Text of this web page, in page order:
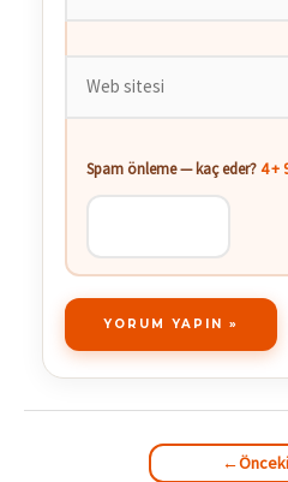
Spam önleme — kaç eder?4 +
←Önceki